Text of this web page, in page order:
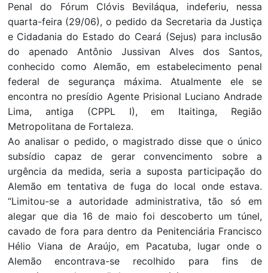
Penal do Fórum Clóvis Beviláqua, indeferiu, nessa
quarta-feira (29/06), o pedido da Secretaria da Justiça
e Cidadania do Estado do Ceará (Sejus) para inclusão
do apenado Antônio Jussivan Alves dos Santos,
conhecido como Alemão, em estabelecimento penal
federal de segurança máxima. Atualmente ele se
encontra no presídio Agente Prisional Luciano Andrade
Lima, antiga (CPPL I), em Itaitinga, Região
Metropolitana de Fortaleza.
Ao analisar o pedido, o magistrado disse que o único
subsídio capaz de gerar convencimento sobre a
urgência da medida, seria a suposta participação do
Alemão em tentativa de fuga do local onde estava.
“Limitou-se a autoridade administrativa, tão só em
alegar que dia 16 de maio foi descoberto um túnel,
cavado de fora para dentro da Penitenciária Francisco
Hélio Viana de Araújo, em Pacatuba, lugar onde o
Alemão encontrava-se recolhido para fins de